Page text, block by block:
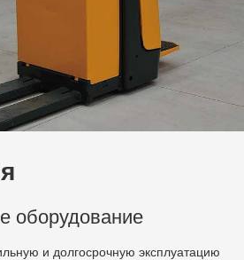
к специализированным